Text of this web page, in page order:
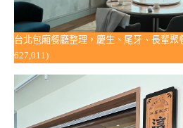
台北包廂餐廳整理，慶生、尾牙、長輩聚
627,011)